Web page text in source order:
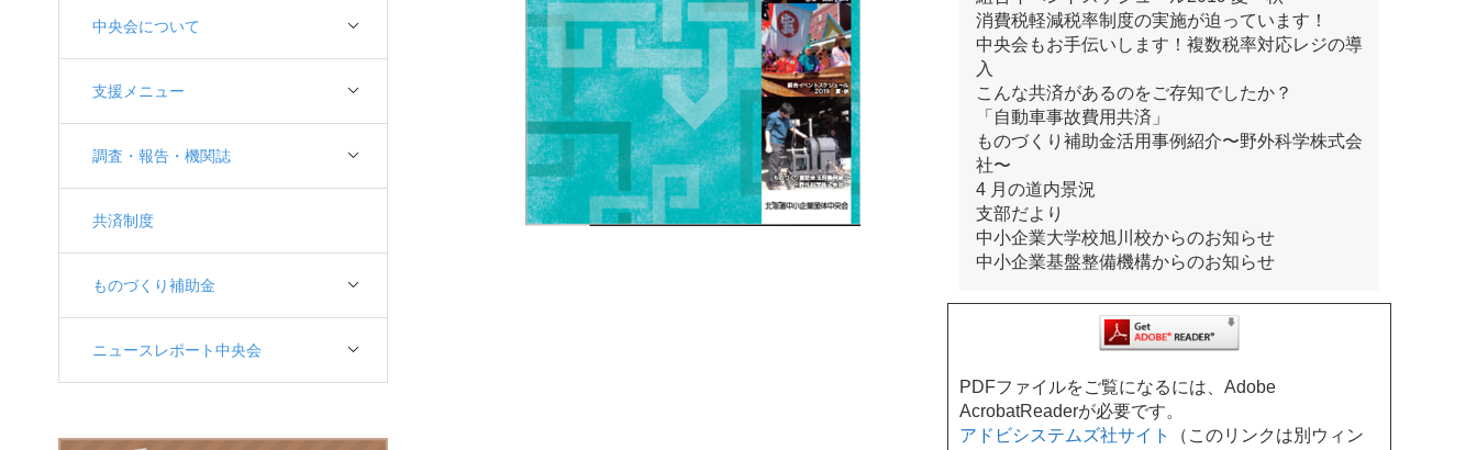
中央会について
支援メニュー
調査・報告・機関誌
共済制度
ものづくり補助金
ニュースレポート中央会
消費税軽減税率制度の実施が迫っています！
中央会もお手伝いします！複数税率対応レジの導
入
こんな共済があるのをご存知でしたか？
「自動車事故費用共済」
ものづくり補助金活用事例紹介〜野外科学株式会
社〜
4 月の道内景況
支部だより
中小企業大学校旭川校からのお知らせ
中小企業基盤整備機構からのお知らせ
PDFファイルをご覧になるには、Adobe
AcrobatReaderが必要です。
アドビシステムズ社サイト
（このリンクは別ウィン